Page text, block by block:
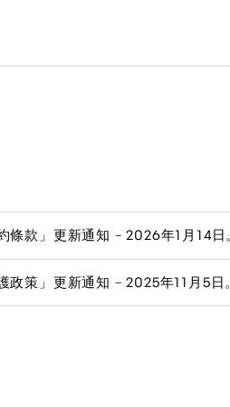
條款」更新通知 – 2026年1月14日
政策」更新通知 – 2025年11月5日